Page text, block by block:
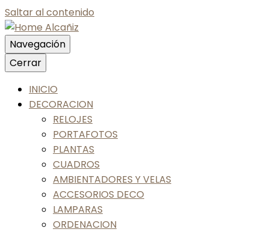
Saltar al contenido
Home Alcañiz
Nos gusta tu casa, nos gustas tú
Navegación
Cerrar
INICIO
DECORACION
RELOJES
PORTAFOTOS
PLANTAS
CUADROS
AMBIENTADORES Y VELAS
ACCESORIOS DECO
LAMPARAS
ORDENACION